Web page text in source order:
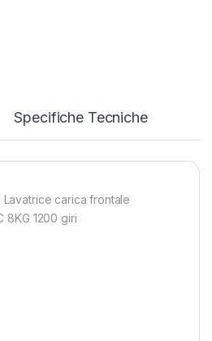
Specifiche Tecniche
Lavatrice carica frontale
8KG 1200 giri